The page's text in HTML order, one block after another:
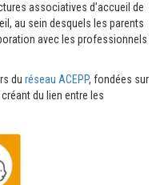
associatives d’accueil de
au sein desquels les parents
avec les professionnels
du réseau ACEPP, fondées sur
du lien entre les